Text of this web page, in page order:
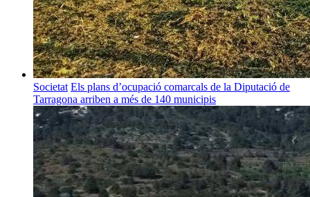
Societat Els plans d’ocupació comarcals de la Diputació de
Tarragona arriben a més de 140 municipis